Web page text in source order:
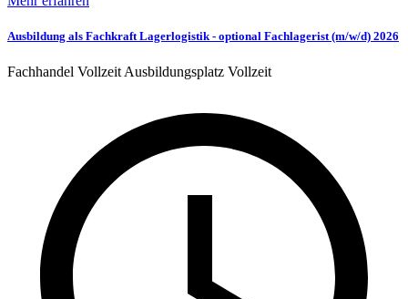
Ausbildung als Fachkraft Lagerlogistik - optional Fachlagerist (m/w/d) 2026
Fachhandel Vollzeit Ausbildungsplatz Vollzeit